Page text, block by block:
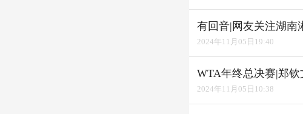
有回音|网友关注湖南
2024年11月05日19:40
WTA年终总决赛|郑
2024年11月05日10:38